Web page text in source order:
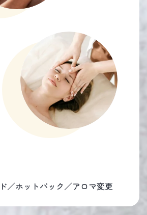
／ホットパック／アロマ変更